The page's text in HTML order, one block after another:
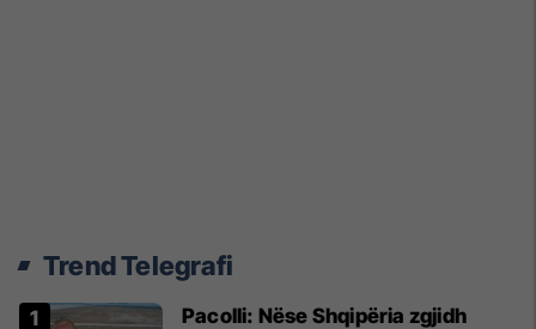
Trend Telegrafi
Pacolli: Nëse Shqipëria zgjidh